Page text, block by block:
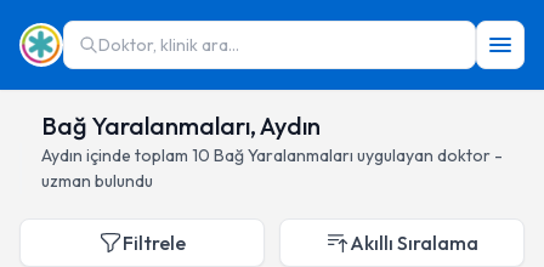
Doktor, klinik ara...
Bağ Yaralanmaları, Aydın
Aydın içinde toplam 10 Bağ Yaralanmaları uygulayan doktor -
uzman bulundu
Filtrele Akıllı Sıralama